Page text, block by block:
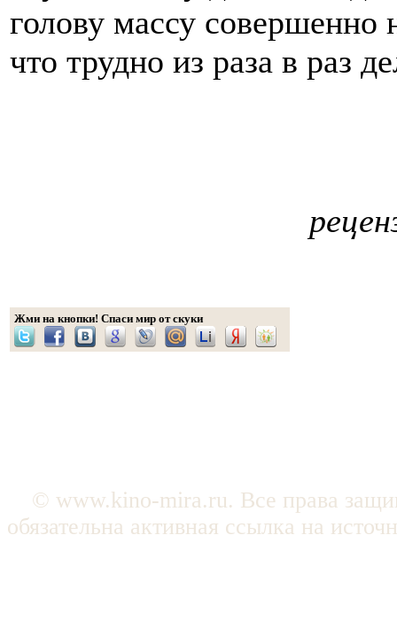
голову массу
что трудно из раза в раз
Жми на кнопки! Спаси мир от скуки
© www.kino-mira.ru. Все права
обязательна активная ссылка на